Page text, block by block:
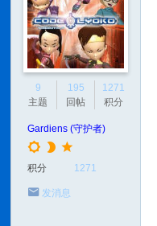
9
主题
195
回帖
1271
积分
Gardiens (守护者)
积分 1271
发消息